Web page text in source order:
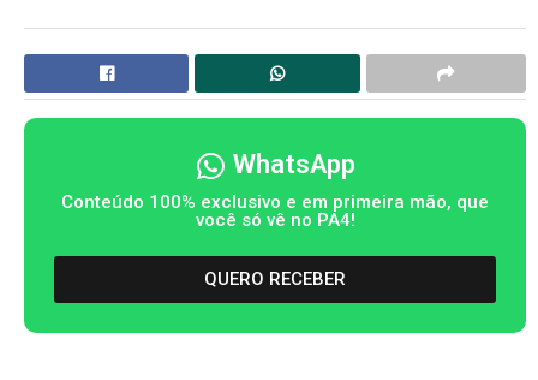
WhatsApp
Conteúdo 100% exclusivo e em primeira mão, que
você só vê no PA4!
QUERO RECEBER